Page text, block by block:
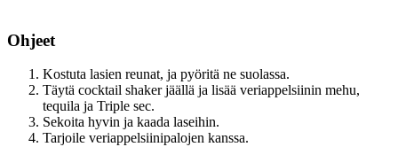
Ohjeet
Kostuta lasien reunat, ja pyöritä ne suolassa.
Täytä cocktail shaker jäällä ja lisää veriappelsiinin mehu,
tequila ja Triple sec.
Sekoita hyvin ja kaada laseihin.
Tarjoile veriappelsiinipalojen kanssa.